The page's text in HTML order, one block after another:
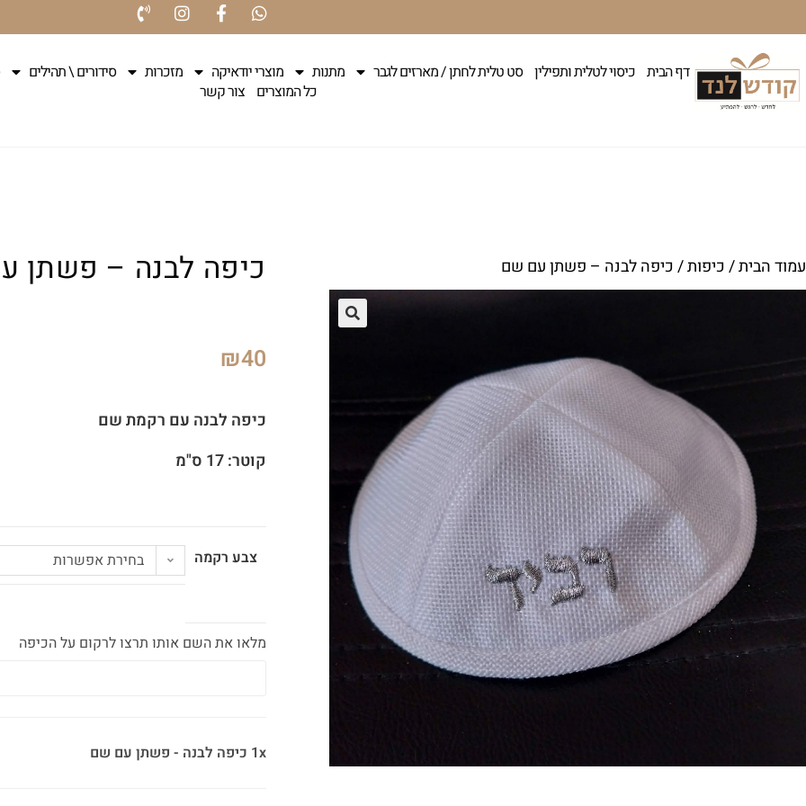
דף הבית כיסוי לטלית ותפילין סט טלית לחתן / מארזים לגבר מתנות מוצרי יודאיקה מזכרות
סידורים \ תהילים
כל המוצרים צור קשר
עמוד הבית/כיפות/ כיפה לבנה – פשתן עם שם כיפה לבנה – פשתן
₪40
כיפה לבנה עם רקמת שם
קוטר: 17 ס"מ
צבע רקמה בחירת אפשרות
מלאו את השם אותו תרצו לרקום על הכיפה
1x כיפה לבנה - פשתן עם שם